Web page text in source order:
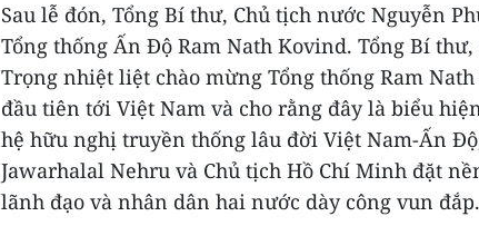
Sau lễ đón, Tổng Bí thư, Chủ tịch nước Nguyễn
Tổng thống Ấn Độ Ram Nath Kovind. Tổng Bí
Trọng nhiệt liệt chào mừng Tổng thống Ram
đầu tiên tới Việt Nam và cho rằng đây là biểu
hệ hữu nghị truyền thống lâu đời Việt Nam-Ấn
Jawarhalal Nehru và Chủ tịch Hồ Chí Minh đặt
lãnh đạo và nhân dân hai nước dày công vun đắp.